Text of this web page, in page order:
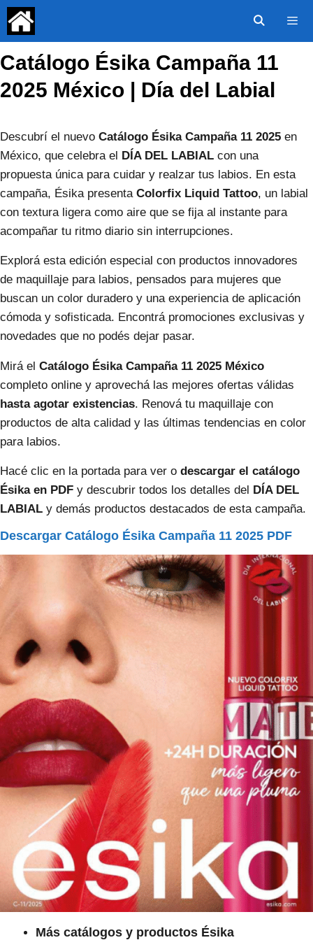
Saltar
contenido
Catálogo Ésika Campaña 11
2025 México | Día del Labial
Descubrí el nuevo Catálogo Ésika Campaña 11 2025 en
México, que celebra el DÍA DEL LABIAL con una
propuesta única para cuidar y realzar tus labios. En esta
campaña, Ésika presenta Colorfix Liquid Tattoo, un labial
con textura ligera como aire que se fija al instante para
acompañar tu ritmo diario sin interrupciones.
Explorá esta edición especial con productos innovadores
de maquillaje para labios, pensados para mujeres que
buscan un color duradero y una experiencia de aplicación
cómoda y sofisticada. Encontrá promociones exclusivas y
novedades que no podés dejar pasar.
Mirá el Catálogo Ésika Campaña 11 2025 México
completo online y aprovechá las mejores ofertas válidas
hasta agotar existencias. Renová tu maquillaje con
productos de alta calidad y las últimas tendencias en color
para labios.
Hacé clic en la portada para ver o descargar el catálogo
Ésika en PDF y descubrir todos los detalles del DÍA DEL
LABIAL y demás productos destacados de esta campaña.
Descargar Catálogo Ésika Campaña 11 2025 PDF
Más catálogos y productos Ésika